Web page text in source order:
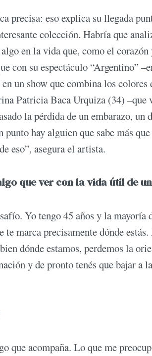
precisa: eso explica su llegada
colección. Habría que
en la vida que, como el
con su espectáculo “Argentino”
un show que combina los colores
Patricia Baca Urquiza (34) –que
la pérdida de un embarazo, un
hay alguien que sabe más
eso”, asegura el artista.
que ver con la vida útil de
Yo tengo 45 años y la mayoría
marca precisamente dónde estás.
dónde estamos, perdemos la
y de pronto tenés que bajar a
que acompaña. Lo que me